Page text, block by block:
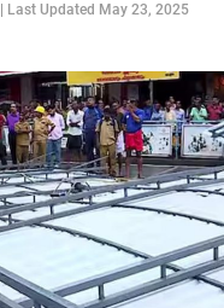
Last Updated May 23, 2025